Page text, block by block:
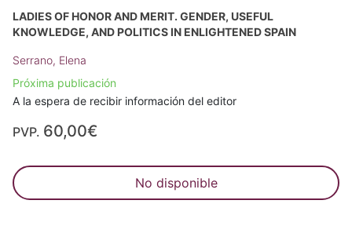
LADIES OF HONOR AND MERIT. GENDER, USEFUL
KNOWLEDGE, AND POLITICS IN ENLIGHTENED SPAIN
Serrano, Elena
Próxima publicación
A la espera de recibir información del editor
PVP. 60,00€
No disponible